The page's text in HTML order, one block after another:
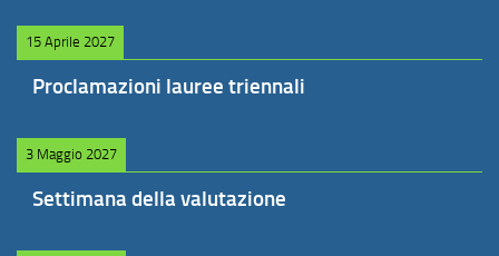
15 Aprile 2027
Proclamazioni lauree triennali
3 Maggio 2027
Settimana della valutazione